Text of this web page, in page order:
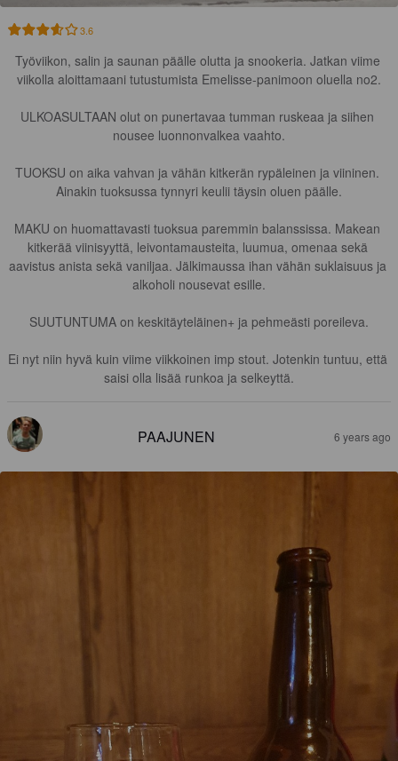
3.6
Työviikon, salin ja saunan päälle olutta ja snookeria. Jatkan viime
viikolla aloittamaani tutustumista Emelisse-panimoon oluella no2.
ULKOASULTAAN olut on punertavaa tumman ruskeaa ja siihen
nousee luonnonvalkea vaahto.
TUOKSU on aika vahvan ja vähän kitkerän rypäleinen ja viininen.
Ainakin tuoksussa tynnyri keulii täysin oluen päälle.
MAKU on huomattavasti tuoksua paremmin balanssissa. Makean
kitkerää viinisyyttä, leivontamausteita, luumua, omenaa sekä
aavistus anista sekä vaniljaa. Jälkimaussa ihan vähän suklaisuus ja
alkoholi nousevat esille.
SUUTUNTUMA on keskitäyteläinen+ ja pehmeästi poreileva.
Ei nyt niin hyvä kuin viime viikkoinen imp stout. Jotenkin tuntuu, että
saisi olla lisää runkoa ja selkeyttä.
PAAJUNEN 6 years ago